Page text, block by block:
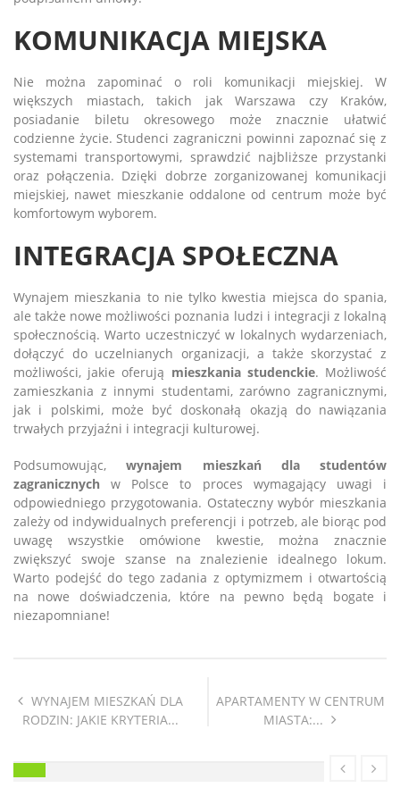
KOMUNIKACJA MIEJSKA
Nie można zapominać o roli komunikacji miejskiej. W
większych miastach, takich jak Warszawa czy Kraków,
posiadanie biletu okresowego może znacznie ułatwić
codzienne życie. Studenci zagraniczni powinni zapoznać się z
systemami transportowymi, sprawdzić najbliższe przystanki
oraz połączenia. Dzięki dobrze zorganizowanej komunikacji
miejskiej, nawet mieszkanie oddalone od centrum może być
komfortowym wyborem.
INTEGRACJA SPOŁECZNA
Wynajem mieszkania to nie tylko kwestia miejsca do spania,
ale także nowe możliwości poznania ludzi i integracji z lokalną
społecznością. Warto uczestniczyć w lokalnych wydarzeniach,
dołączyć do uczelnianych organizacji, a także skorzystać z
możliwości, jakie oferują mieszkania studenckie. Możliwość
zamieszkania z innymi studentami, zarówno zagranicznymi,
jak i polskimi, może być doskonałą okazją do nawiązania
trwałych przyjaźni i integracji kulturowej.
Podsumowując,wynajem mieszkań dla studentów
zagranicznych w Polsce to proces wymagający uwagi i
odpowiedniego przygotowania. Ostateczny wybór mieszkania
zależy od indywidualnych preferencji i potrzeb, ale biorąc pod
uwagę wszystkie omówione kwestie, można znacznie
zwiększyć swoje szanse na znalezienie idealnego lokum.
Warto podejść do tego zadania z optymizmem i otwartością
na nowe doświadczenia, które na pewno będą bogate i
niezapomniane!
WYNAJEM MIESZKAŃ DLA
RODZIN: JAKIE KRYTERIA...
APARTAMENTY W CENTRUM
MIASTA:...